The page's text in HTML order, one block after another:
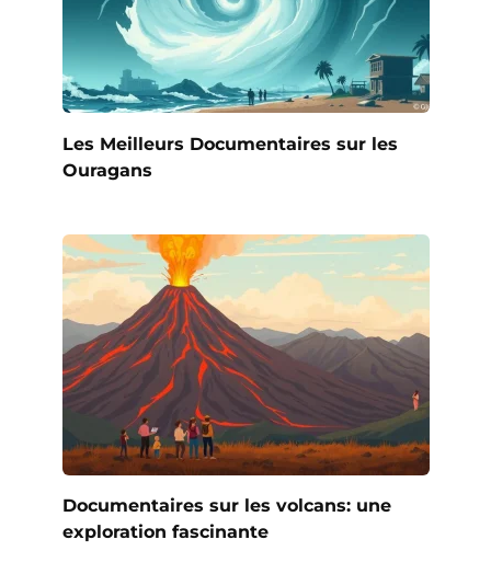
Les Meilleurs Documentaires sur les
Ouragans
Documentaires sur les volcans: une
exploration fascinante